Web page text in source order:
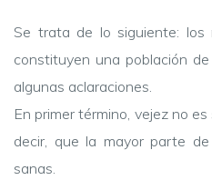
Se trata de lo siguiente:
constituyen una población
algunas aclaraciones.
En primer término, vejez no
decir, que la mayor parte
sanas.